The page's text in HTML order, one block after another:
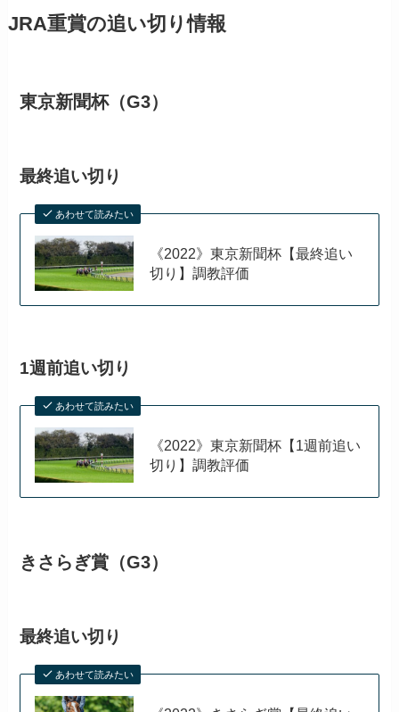
JRA重賞の追い切り情報
東京新聞杯（G3）
最終追い切り
あわせて読みたい
《2022》東京新聞杯【最終追い
切り】調教評価
1週前追い切り
あわせて読みたい
《2022》東京新聞杯【1週前追い
切り】調教評価
きさらぎ賞（G3）
最終追い切り
あわせて読みたい